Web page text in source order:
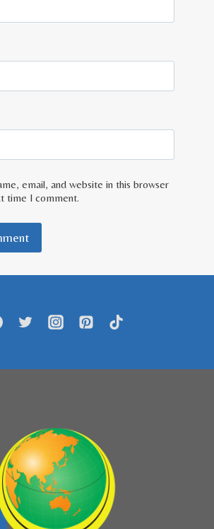
email, and website in this browser
time I comment.